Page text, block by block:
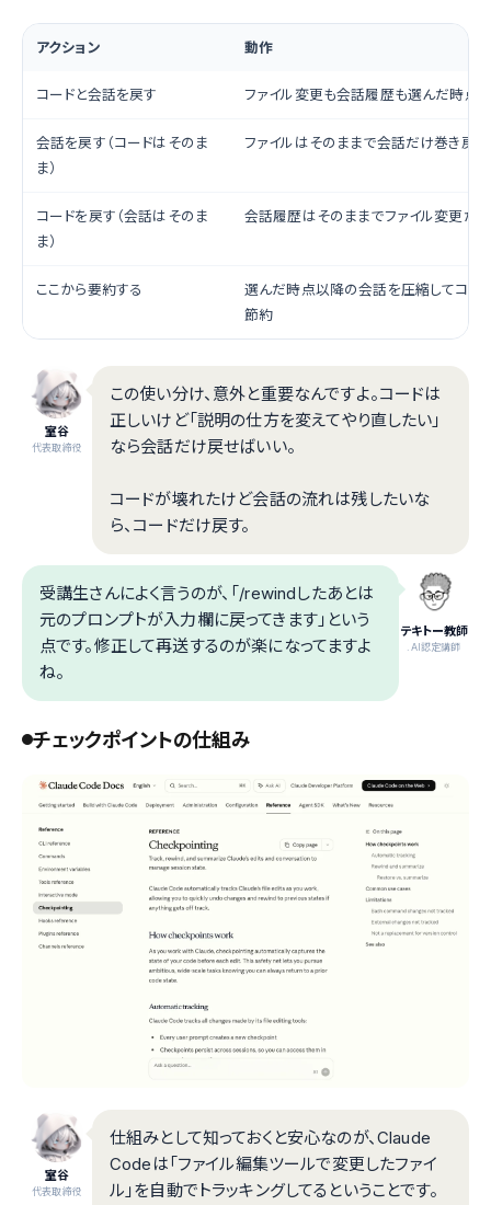
アクション 動作
コードと会話を戻す ファイル変更も会話履歴も選んだ時点
会話を戻す（コードはそのま
ま）
ファイルはそのままで会話だけ巻き戻す
コードを戻す（会話はそのま
ま）
会話履歴はそのままでファイル変更だ
ここから要約する
選んだ時点以降の会話を圧縮してコン
節約
室谷
代表取締役
この使い分け、意外と重要なんですよ。コードは
正しいけど「説明の仕方を変えてやり直したい」
なら会話だけ戻せばいい。
コードが壊れたけど会話の流れは残したいな
ら、コードだけ戻す。
テキトー教師
.AI認定講師
受講生さんによく言うのが、「/rewindしたあとは
元のプロンプトが入力欄に戻ってきます」という
点です。修正して再送するのが楽になってますよ
ね。
チェックポイントの仕組み
室谷
代表取締役
仕組みとして知っておくと安心なのが、Claude
Codeは「ファイル編集ツールで変更したファイ
ル」を自動でトラッキングしてるということです。